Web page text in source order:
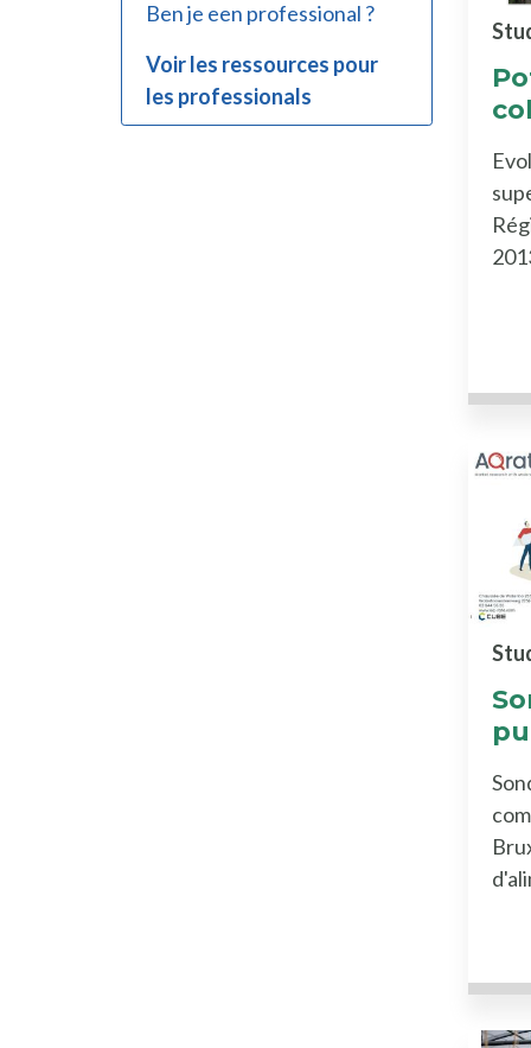
Ben je een professional ?
Voir les ressources pour
les professionals